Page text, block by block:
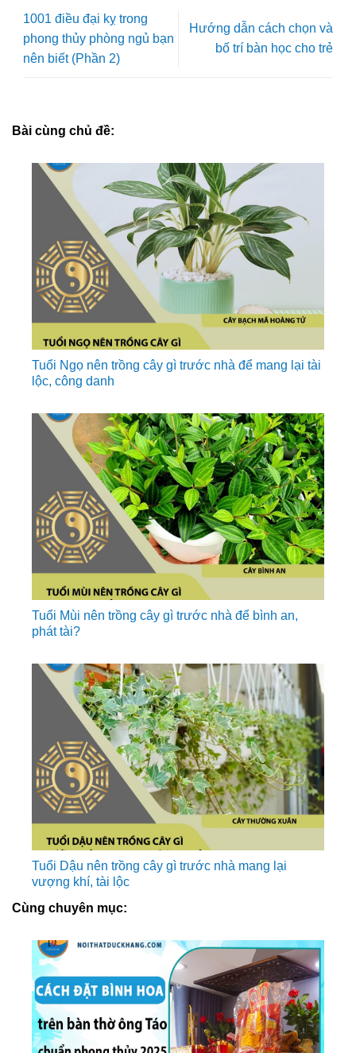
1001 điều đại kỵ trong
phong thủy phòng ngủ bạn
nên biết (Phần 2)
Hướng dẫn cách chọn và
bố trí bàn học cho trẻ
Bài cùng chủ đề:
Tuổi Ngọ nên trồng cây gì trước nhà để mang lại tài
lộc, công danh
Tuổi Mùi nên trồng cây gì trước nhà để bình an,
phát tài?
Tuổi Dậu nên trồng cây gì trước nhà mang lại
vượng khí, tài lộc
Cùng chuyên mục: